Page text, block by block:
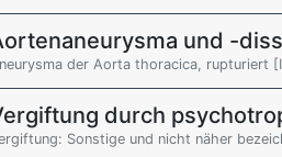
und -
der Aorta thoracica, rupturiert
durch
Sonstige und nicht näher